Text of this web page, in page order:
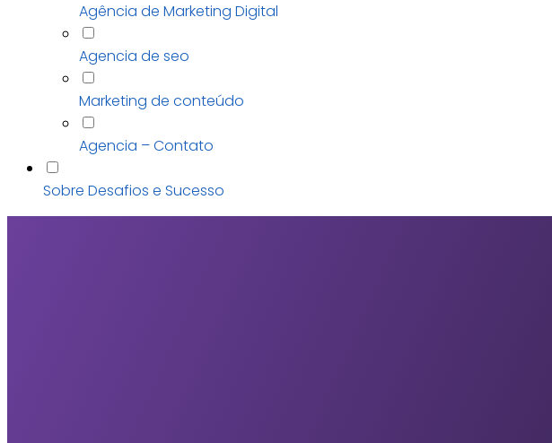
Agência de Marketing Digital
Agencia de seo
Marketing de conteúdo
Agencia – Contato
Sobre Desafios e Sucesso